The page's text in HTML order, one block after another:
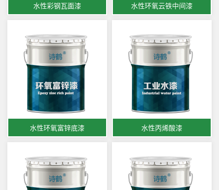
水性彩钢瓦面漆 水性环氧云铁中间漆
水性环氧富锌底漆 水性丙烯酸漆